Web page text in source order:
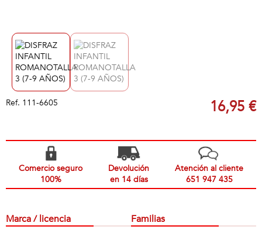
Ref. 111-6605 16,95 €
Comercio seguro
100%
Devolución
en 14 días
Atención al cliente
651 947 435
Marca / licencia Familias